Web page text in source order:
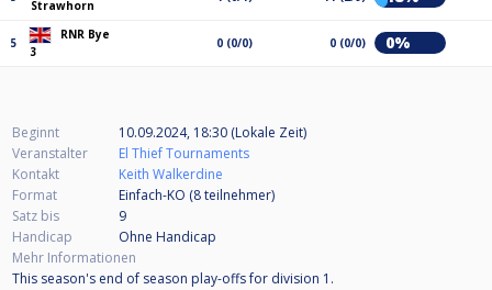
Strawhorn
5
RNR Bye
3
0 (0/0) 0 (0/0) 0%
Beginnt
10.09.2024, 18:30 (Lokale Zeit)
Veranstalter
El Thief Tournaments
Kontakt
Keith Walkerdine
Format
Einfach-KO (8teilnehmer)
Satz bis
9
Handicap
Ohne Handicap
Mehr Informationen
This season's end of season play-offs for division 1.